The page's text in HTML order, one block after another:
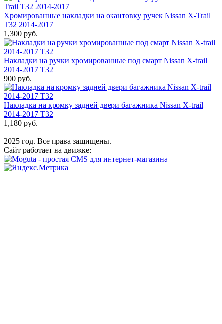
Хромированные накладки на окантовку ручек Nissan X-Trail
T32 2014-2017
1,300 руб.
Накладки на ручки хромированные под смарт Nissan X-trail
2014-2017 T32
900 руб.
Накладка на кромку задней двери багажника Nissan X-trail
2014-2017 T32
1,180 руб.
2025 год. Все права защищены.
Сайт работает на движке: